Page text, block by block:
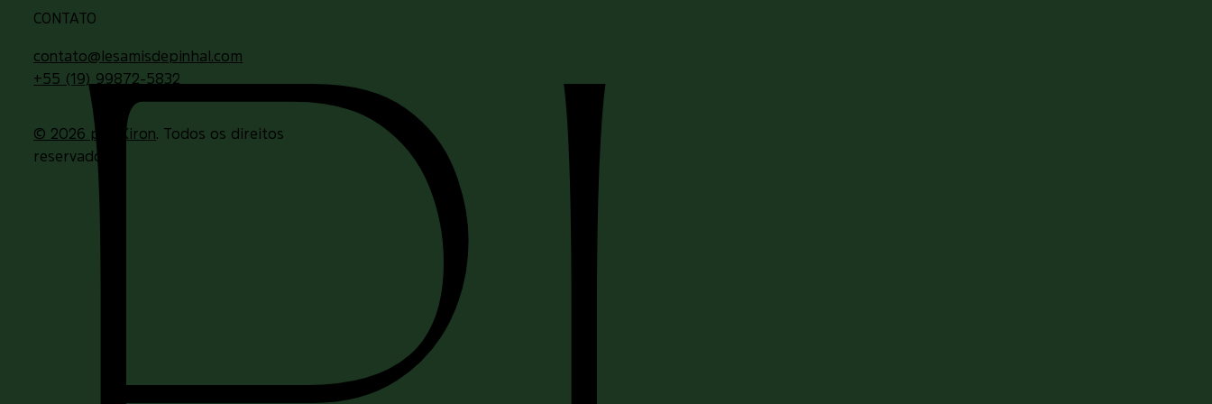
CONTATO
contato@lesamisdepinhal.com
+55 (19) 99872-5832
© 2026 por Kiron. Todos os direitos
reservados.